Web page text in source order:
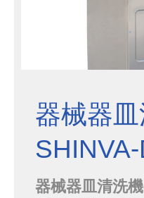
器械器
器械器皿清洗